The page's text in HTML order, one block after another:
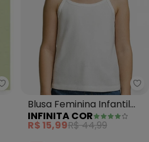
Rovi Kids - Regata Básica
Blusa Feminina Infantil
(Branco)
INFINITA COR
R$ 15,99R$ 44,99